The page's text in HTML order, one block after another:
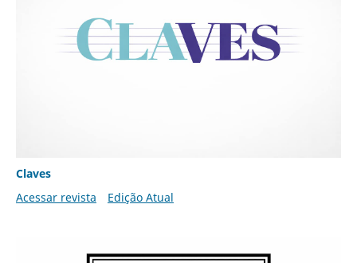
Claves
Acessar revista
Edição Atual